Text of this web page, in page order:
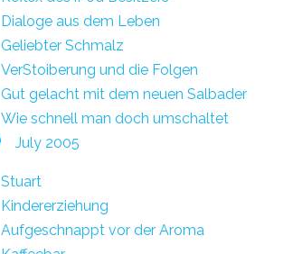
Dialoge aus dem Leben
Geliebter Schmalz
VerStoiberung und die Folgen
Gut gelacht mit dem neuen Salbader
Wie schnell man doch umschaltet
July 2005
Stuart
Kindererziehung
Aufgeschnappt vor der Aroma